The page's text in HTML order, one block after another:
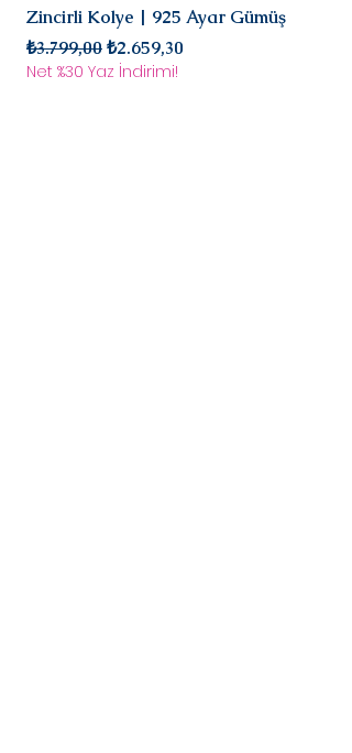
Zincirli Kolye | 925 Ayar Gümüş
Normal Fiyat
₺3.799,00İndirimli Fiyat
₺2.659,30
Net %30 Yaz İndirimi!